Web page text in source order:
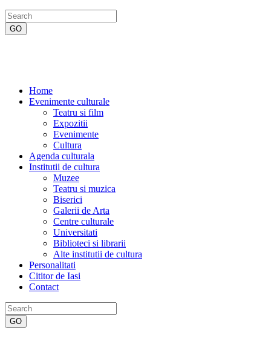
Home
Evenimente culturale
Teatru si film
Expozitii
Evenimente
Cultura
Agenda culturala
Institutii de cultura
Muzee
Teatru si muzica
Biserici
Galerii de Arta
Centre culturale
Universitati
Biblioteci si librarii
Alte institutii de cultura
Personalitati
Cititor de Iasi
Contact